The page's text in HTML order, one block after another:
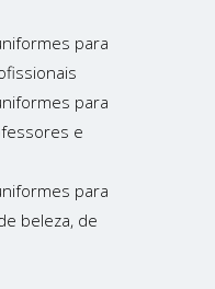
para
para
e
para
beleza, de